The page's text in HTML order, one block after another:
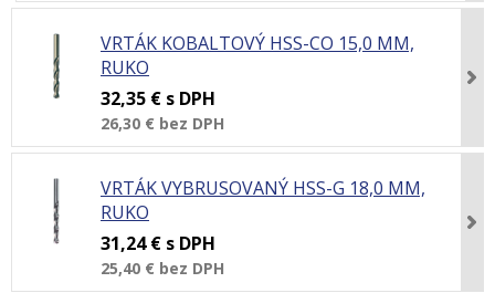
VRTÁK KOBALTOVÝ HSS-CO 15,0 MM,
RUKO
32,35 € s DPH
26,30 € bez DPH
VRTÁK VYBRUSOVANÝ HSS-G 18,0 MM,
RUKO
31,24 € s DPH
25,40 € bez DPH